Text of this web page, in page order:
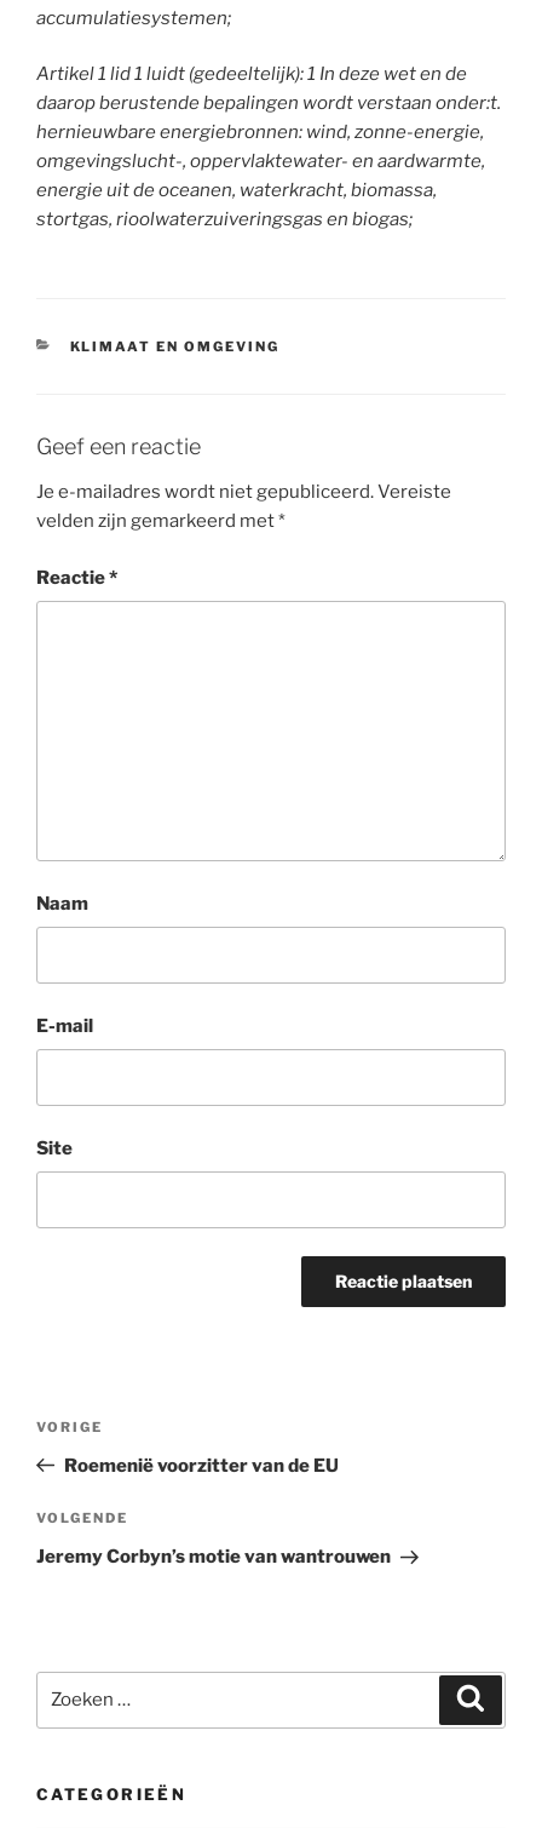
accumulatiesystemen;
Artikel 1 lid 1 luidt (gedeeltelijk): 1 In deze wet en de
daarop berustende bepalingen wordt verstaan onder:t.
hernieuwbare energiebronnen: wind, zonne-energie,
omgevingslucht-, oppervlaktewater- en aardwarmte,
energie uit de oceanen, waterkracht, biomassa,
stortgas, rioolwaterzuiveringsgas en biogas;
CATEGORIEËN
KLIMAAT EN OMGEVING
Geef een reactie
Je e-mailadres wordt niet gepubliceerd.Vereiste
velden zijn gemarkeerd met*
Reactie*
Naam
E-mail
Site
Vorig
bericht
VORIGE
Roemenië voorzitter van de EU
Volgend
bericht
VOLGENDE
Jeremy Corbyn’s motie van wantrouwen
naar:
CATEGORIEËN